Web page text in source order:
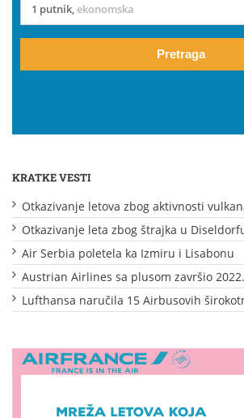
1 putnik,ekonomska
Pretraga
KRATKE VESTI
Otkazivanje letova zbog aktivnosti
Otkazivanje leta zbog štrajka u
Air Serbia poletela ka Izmiru i Lisabonu
Austrian Airlines sa plusom završio 2022.
Lufthansa naručila 15 Airbusovih